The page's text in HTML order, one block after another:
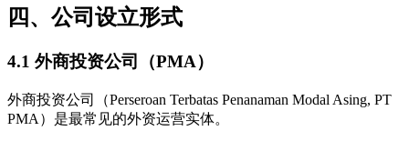
四、公司设立形式
4.1 外商投资公司（PMA）
外商投资公司（Perseroan Terbatas Penanaman Modal Asing, PT
PMA）是最常见的外资运营实体。